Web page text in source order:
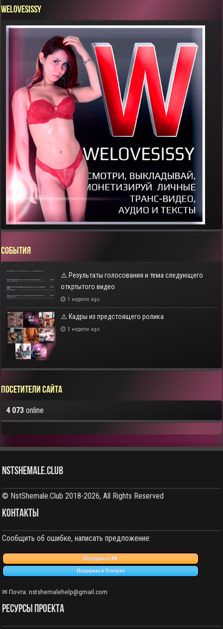
WELOVESISSY
СОБЫТИЯ
⚠️ Результаты голосования и тема следующего
откртытого видео
1 неделя ago
⚠️ Кадры из предстоящего ролика
3 недели ago
Посетители сайта
4 073 online
NstShemale.Club
© NstShemale.Club 2018-2026, All Rights Reserved
КОНТАКТЫ
Сообщить об ошибке, написать предложение:
Поддержка в ВК
Поддержка в Телеграм
✉ Почта:nstshemalehelp@gmail.com
РЕСУРСЫ ПРОЕКТА